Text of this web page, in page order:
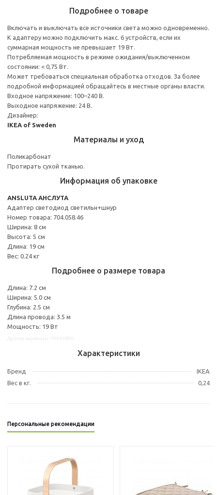
Подробнее о товаре
Включать и выключать все источники света можно одновременно.
К адаптеру можно подключить макс. 6 устройств, если их
суммарная мощность не превышает 19 Вт.
Потребляемая мощность в режиме ожидания/выключенном
состоянии: < 0,75 Вт.
Может требоваться специальная обработка отходов. За более
подробной информацией обращайтесь в местные органы власти.
Входное напряжение: 100–240 В.
Выходное напряжение: 24 В.
Дизайнер:
IKEA of Sweden
Материалы и уход
Поликарбонат
Протирать сухой тканью.
Информация об упаковке
ANSLUTA АНСЛУТА
Адаптер светодиод светильн+шнур
Номер товара: 704.058.46
Ширина: 8 см
Высота: 5 см
Длина: 19 см
Вес: 0.24 кг
Подробнее о размере товара
Длина: 7.2 см
Ширина: 5.0 см
Глубина: 2.5 см
Длина провода: 3.5 м
Мощность: 19 Вт
Характеристики
Бренд
IKEA
Вес в кг.
0,24
Персональные рекомендации